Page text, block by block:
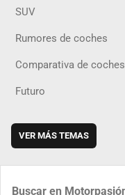
SUV
Rumores de coches
Comparativa de coches
Futuro
VER MÁS TEMAS